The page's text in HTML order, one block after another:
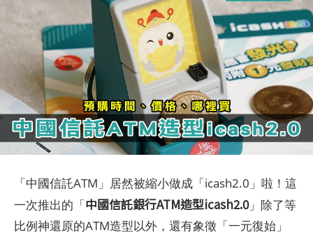
「中國信託ATM」居然被縮小做成「icash2.0」啦！這
一次推出的「中國信託銀行ATM造型icash2.0」除了等
比例神還原的ATM造型以外，還有象徵「一元復始」